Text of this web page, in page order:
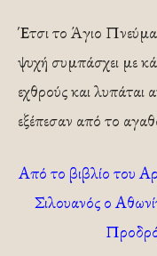
Έτσι το Άγιο Πνεύμα
ψυχή συμπάσχει με
εχθρούς και λυπάται
εξέπεσαν από το
Από το βιβλίο του
Σιλουανός ο